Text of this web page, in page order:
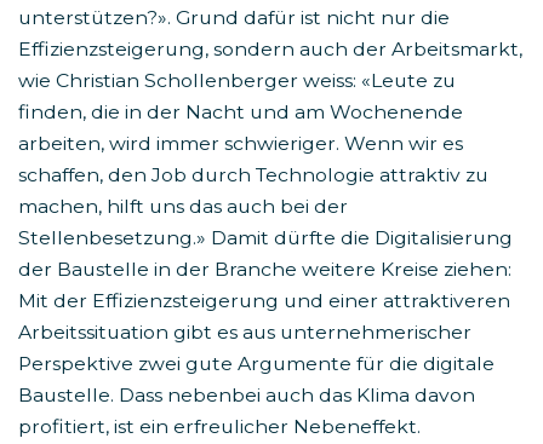
unterstützen?». Grund dafür ist nicht nur die
Effizienzsteigerung, sondern auch der Arbeitsmarkt,
wie Christian Schollenberger weiss: «Leute zu
finden, die in der Nacht und am Wochenende
arbeiten, wird immer schwieriger. Wenn wir es
schaffen, den Job durch Technologie attraktiv zu
machen, hilft uns das auch bei der
Stellenbesetzung.» Damit dürfte die Digitalisierung
der Baustelle in der Branche weitere Kreise ziehen:
Mit der Effizienzsteigerung und einer attraktiveren
Arbeitssituation gibt es aus unternehmerischer
Perspektive zwei gute Argumente für die digitale
Baustelle. Dass nebenbei auch das Klima davon
profitiert, ist ein erfreulicher Nebeneffekt.